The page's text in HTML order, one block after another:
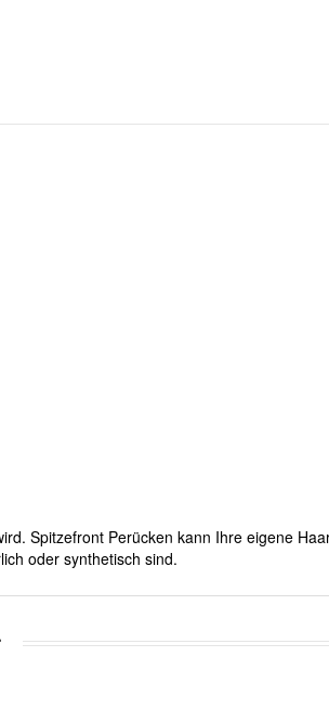
Spitzefront Perücken kann Ihre eigene
oder synthetisch sind.